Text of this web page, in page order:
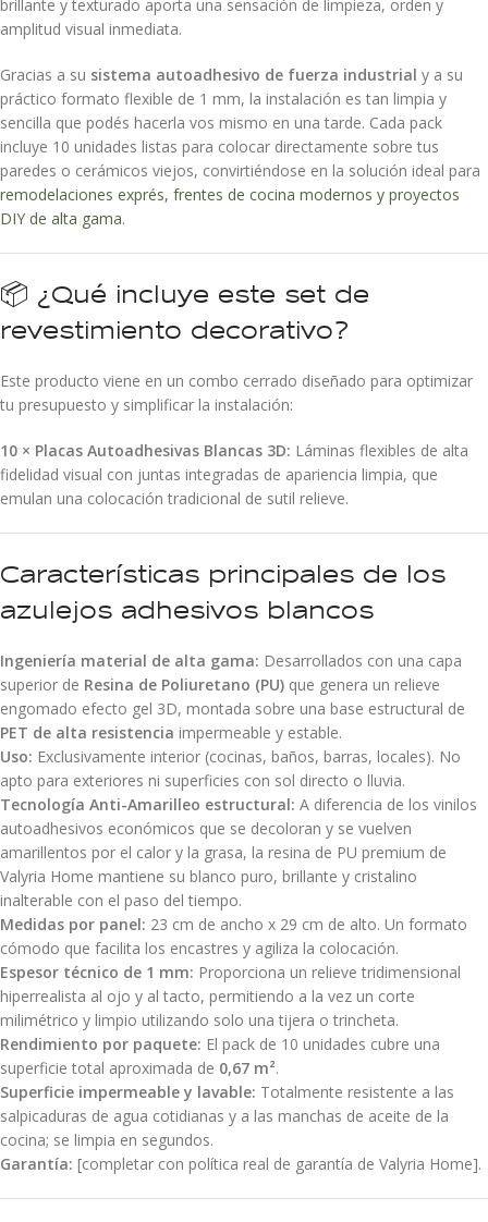
brillante y texturado aporta una sensación de limpieza, orden y
amplitud visual inmediata.
Gracias a su sistema autoadhesivo de fuerza industrial y a su
práctico formato flexible de 1 mm, la instalación es tan limpia y
sencilla que podés hacerla vos mismo en una tarde. Cada pack
incluye 10 unidades listas para colocar directamente sobre tus
paredes o cerámicos viejos, convirtiéndose en la solución ideal para
remodelaciones exprés, frentes de cocina modernos y proyectos
DIY de alta gama.
📦 ¿Qué incluye este set de
revestimiento decorativo?
Este producto viene en un combo cerrado diseñado para optimizar
tu presupuesto y simplificar la instalación:
10 × Placas Autoadhesivas Blancas 3D: Láminas flexibles de alta
fidelidad visual con juntas integradas de apariencia limpia, que
emulan una colocación tradicional de sutil relieve.
Características principales de los
azulejos adhesivos blancos
Ingeniería material de alta gama: Desarrollados con una capa
superior de Resina de Poliuretano (PU) que genera un relieve
engomado efecto gel 3D, montada sobre una base estructural de
PET de alta resistencia impermeable y estable.
Uso: Exclusivamente interior (cocinas, baños, barras, locales). No
apto para exteriores ni superficies con sol directo o lluvia.
Tecnología Anti-Amarilleo estructural: A diferencia de los vinilos
autoadhesivos económicos que se decoloran y se vuelven
amarillentos por el calor y la grasa, la resina de PU premium de
Valyria Home mantiene su blanco puro, brillante y cristalino
inalterable con el paso del tiempo.
Medidas por panel: 23 cm de ancho x 29 cm de alto. Un formato
cómodo que facilita los encastres y agiliza la colocación.
Espesor técnico de 1 mm: Proporciona un relieve tridimensional
hiperrealista al ojo y al tacto, permitiendo a la vez un corte
milimétrico y limpio utilizando solo una tijera o trincheta.
Rendimiento por paquete: El pack de 10 unidades cubre una
superficie total aproximada de 0,67 m².
Superficie impermeable y lavable: Totalmente resistente a las
salpicaduras de agua cotidianas y a las manchas de aceite de la
cocina; se limpia en segundos.
Garantía: [completar con política real de garantía de Valyria Home].